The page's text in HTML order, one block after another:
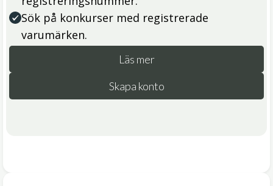
Sök på konkurser med registrerade
varumärken.
Läs mer
Skapa konto